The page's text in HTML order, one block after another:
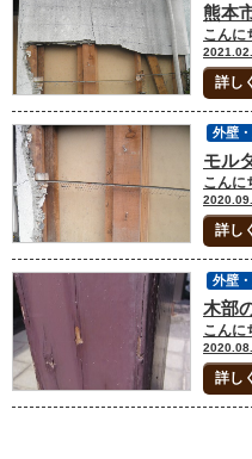
熊本
詳し
モル
詳し
外壁
木部
詳し
外壁